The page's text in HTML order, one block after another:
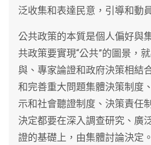
泛收集和表達民意，引導和動
公共政策的本質是個人偏好與
共政策要實現“公共”的圖景，
與、專家論證和政府決策相結
和完善重大問題集體決策制度
示和社會聽證制度、決策責任
決定都要在深入調查研究、廣
證的基礎上，由集體討論決定